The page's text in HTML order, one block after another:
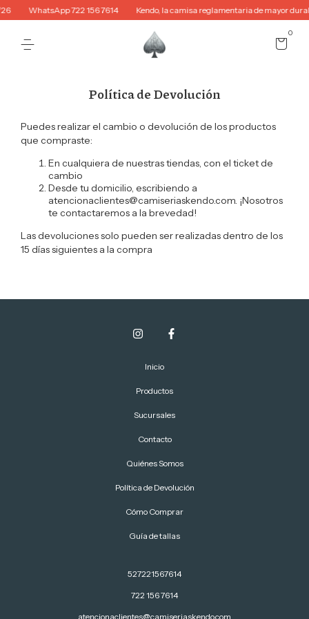
WhatsApp 722 156 7614 Kendo, la camisa reglamentaria de mayor
0
Política de Devolución
Puedes realizar el cambio o devolución de los productos
que compraste:
En cualquiera de nuestras tiendas, con el ticket de
cambio
Desde tu domicilio, escribiendo a
atencionaclientes@camiseriaskendo.com. ¡Nosotros
te contactaremos a la brevedad!
Las devoluciones solo pueden ser realizadas dentro de los
15 días siguientes a la compra
Inicio
Productos
Sucursales
Contacto
Quiénes Somos
Política de Devolución
Cómo Comprar
Guía de tallas
527221567614
722 156 7614
atencionaclientes@camiseriaskendo.com